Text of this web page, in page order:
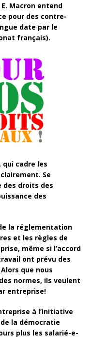
Macron entend
pour des contre-
date par le
français).
qui cadre les
Se
des droits des
des
la réglementation
et les règles de
même si l’accord
ont prévu des
que nous
normes, ils veulent
entreprise!
à l’initiative
la démocratie
plus les salarié-e-